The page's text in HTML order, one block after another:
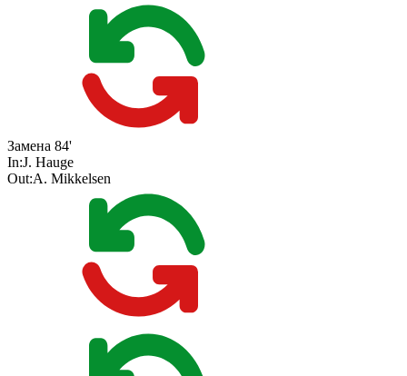
Замена 84'
In:J. Hauge
Out:A. Mikkelsen